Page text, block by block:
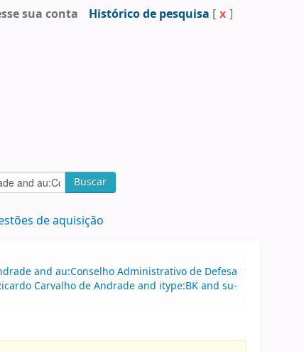
sua conta Histórico de pesquisa [ x ]
Buscar
de aquisição
and au:Conselho Administrativo de Defesa
Carvalho de Andrade and itype:BK and su-